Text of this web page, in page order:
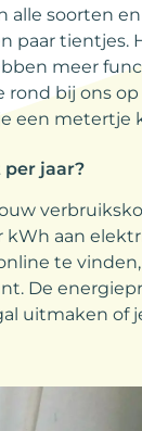
alle soorten
paar
meer
rond bij ons
een metertje
jaar?
aan
te
De
uitmaken of